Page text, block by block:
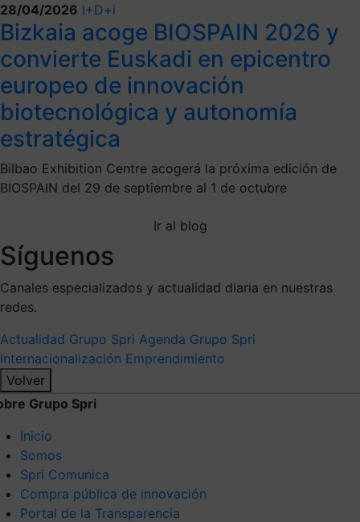
28/04/2026 I+D+i
Bizkaia acoge BIOSPAIN 2026 y
convierte Euskadi en epicentro
europeo de innovación
biotecnológica y autonomía
estratégica
Bilbao Exhibition Centre acogerá la próxima edición de
BIOSPAIN del 29 de septiembre al 1 de octubre
Ir al blog
Síguenos
Canales especializados y actualidad diaria en nuestras
redes.
Actualidad Grupo Spri Agenda Grupo Spri
Internacionalización Emprendimiento
Volver
Grupo Spri
Inicio
Somos
Spri Comunica
Compra pública de innovación
Portal de la Transparencia